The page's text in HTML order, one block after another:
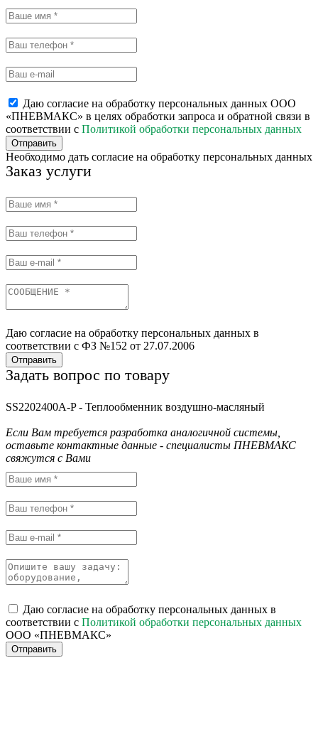
Даю согласие на обработку персональных данных ООО
«ПНЕВМАКС» в целях обработки запроса и обратной связи в
соответствии с Политикой обработки персональных данных
Отправить
Необходимо дать согласие на обработку персональных данных
Заказ услуги
Даю согласие на обработку персональных данных в
соответствии с ФЗ №152 от 27.07.2006
Отправить
Задать вопрос по товару
SS2202400A-P - Теплообменник воздушно-масляный
Если Вам требуется разработка аналогичной системы,
оставьте контактные данные - специалисты ПНЕВМАКС
свяжутся с Вами
Даю согласие на обработку персональных данных в
соответствии с Политикой обработки персональных данных
ООО «ПНЕВМАКС»
Отправить